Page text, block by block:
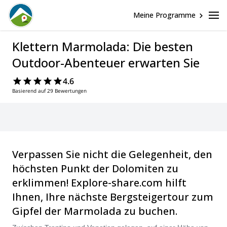
Meine Programme
Klettern Marmolada: Die besten
Outdoor-Abenteuer erwarten Sie
4.6
Basierend auf 29 Bewertungen
Verpassen Sie nicht die Gelegenheit, den
höchsten Punkt der Dolomiten zu
erklimmen! Explore-share.com hilft
Ihnen, Ihre nächste Bergsteigertour zum
Gipfel der Marmolada zu buchen.